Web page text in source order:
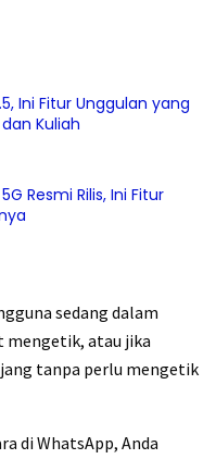
Ini Fitur Unggulan yang
Kuliah
Resmi Rilis, Ini Fitur
sedang dalam
mengetik, atau jika
tanpa perlu mengetik
di WhatsApp, Anda